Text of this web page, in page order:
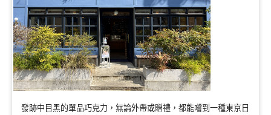
發跡中目黑的單品巧克力，無論外帶或贈禮，都能嚐到一種東京日